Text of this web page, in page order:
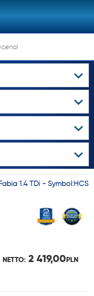
1.4 TDi - Symbol:HCS
NETTO: 2 419,00PLN